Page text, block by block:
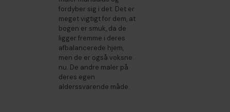
fordyber sig i det. Det er
meget vigtigt for dem, at
bogen er smuk, da de
ligger fremme i deres
afbalancerede hjem,
men de er også voksne
nu. De andre maler på
deres egen
alderssvarende måde.